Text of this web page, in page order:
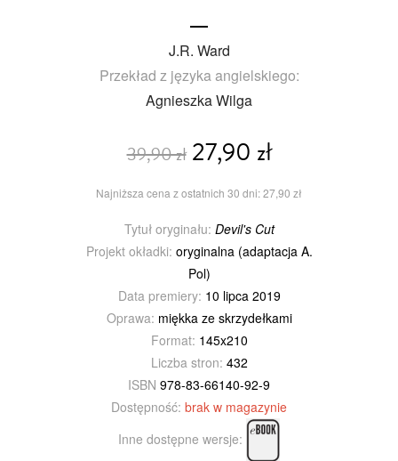
J.R. Ward
Przekład z języka angielskiego:
Agnieszka Wilga
39,90 zł27,90 zł
Najniższa cena z ostatnich 30 dni: 27,90 zł
Tytuł oryginału: Devil's Cut
Projekt okładki: oryginalna (adaptacja A.
Pol)
Data premiery: 10 lipca 2019
Oprawa: miękka ze skrzydełkami
Format: 145x210
Liczba stron: 432
ISBN 978-83-66140-92-9
Dostępność: brak w magazynie
Inne dostępne wersje: